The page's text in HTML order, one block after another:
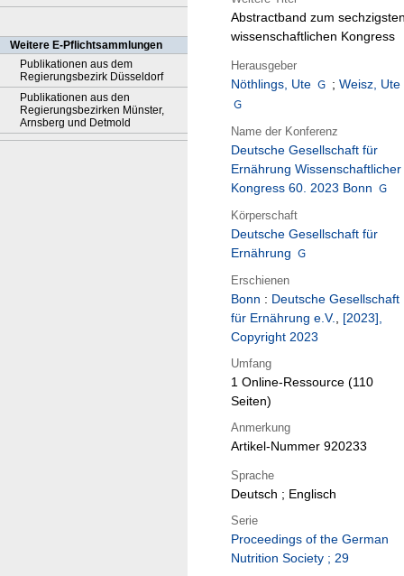
Weitere E-Pflichtsammlungen
Publikationen aus dem
Regierungsbezirk Düsseldorf
Publikationen aus den
Regierungsbezirken Münster,
Arnsberg und Detmold
Abstractband zum
wissenschaftlichen Kongress
Herausgeber
Nöthlings, Ute ; Weisz, Ute
Name der Konferenz
Deutsche Gesellschaft für
Ernährung Wissenschaftlicher
Kongress 60. 2023 Bonn
Körperschaft
Deutsche Gesellschaft für
Ernährung
Erschienen
Bonn : Deutsche Gesellschaft
für Ernährung e.V., [2023],
Copyright 2023
Umfang
1 Online-Ressource (110
Seiten)
Anmerkung
Artikel-Nummer 920233
Sprache
Deutsch ; Englisch
Serie
Proceedings of the German
Nutrition Society ; 29